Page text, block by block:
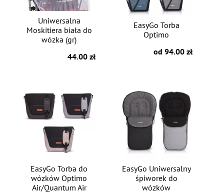
Uniwersalna
Moskitiera biała do
wózka (gr)
44.00 zł
EasyGo Torba
Optimo
od 94.00 zł
EasyGo Torba do
wózków Optimo
Air/Quantum Air
EasyGo Uniwersalny
śpiworek do
wózków